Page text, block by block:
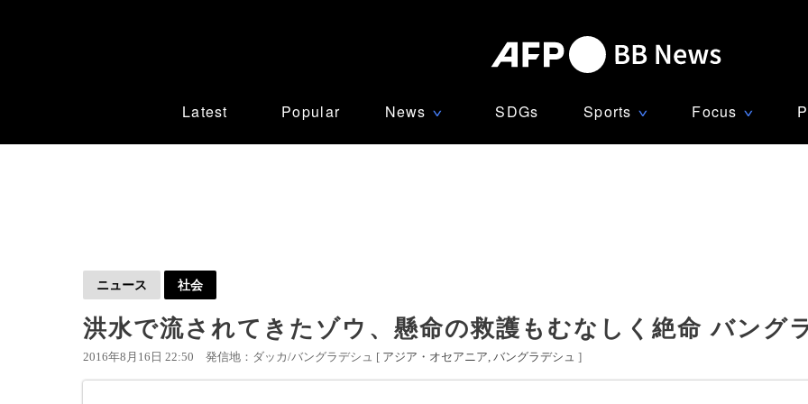
Latest Popular News ∨ SDGs Sports ∨ Focus ∨
ニュース 社会
洪水で流されてきたゾウ、懸命の救護もむなしく絶命 バング
2016年8月16日 22:50 発信地：ダッカ/バングラデシュ [ アジア・オセアニア バングラデシュ ]